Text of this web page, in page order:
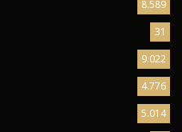
8.589
31
9.022
4.776
5.014